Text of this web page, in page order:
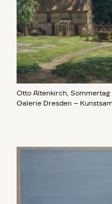
Otto Altenkirch,
Galerie Dresden –